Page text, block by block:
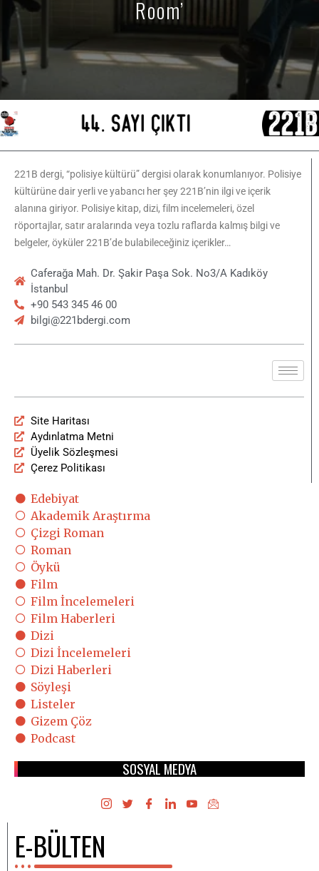
Room’
221B dergi, “polisiye kültürü” dergisi olarak konumlanıyor. Polisiye
kültürüne dair yerli ve yabancı her şey 221B’nin ilgi ve içerik
alanına giriyor. Polisiye kitap, dizi, film incelemeleri, özel
röportajlar, satır aralarında veya tozlu raflarda kalmış bilgi ve
belgeler, öyküler 221B’de bulabileceğiniz içerikler…
Caferağa Mah. Dr. Şakir Paşa Sok. No3/A Kadıköy
İstanbul
+90 543 345 46 00
bilgi@221bdergi.com
Site Haritası
Aydınlatma Metni
Üyelik Sözleşmesi
Çerez Politikası
Edebiyat
Akademik Araştırma
Çizgi Roman
Roman
Öykü
Film
Film İncelemeleri
Film Haberleri
Dizi
Dizi İncelemeleri
Dizi Haberleri
Söyleşi
Listeler
Gizem Çöz
Podcast
SOSYAL MEDYA
E-BÜLTEN